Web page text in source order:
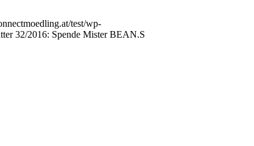
test/wp-
32/2016: Spende Mister BEAN.S